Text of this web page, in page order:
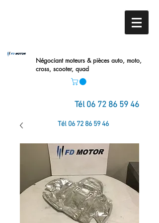
Négociant moteurs & pièces auto, moto,
cross, scooter, quad
Tél 06 72 86 59 46
Tél 06 72 86 59 46